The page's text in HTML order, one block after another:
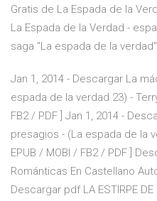
Gratis de La Espada de la
La Espada de la Verdad -
saga "La espada de la
Jan 1, 2014 - Descargar La
espada de la verdad 23) -
FB2 / PDF ] Jan 1, 2014 -
presagios - (La espada de la
EPUB / MOBI / FB2 / PDF ]
Románticas En Castellano
Descargar pdf LA ESTIRPE DE